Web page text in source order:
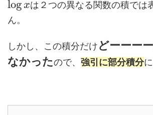
logxは２つの異なる関数の積では
ん。
しかし、この積分だけどーーー
なかったので、 強引に部分積分